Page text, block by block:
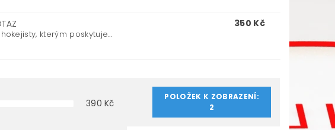
kterým poskytuje...
350 Kč
390 Kč
POLOŽEK K ZOBRAZENÍ:
2